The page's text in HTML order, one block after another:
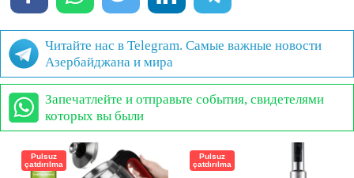
Читайте нас в Telegram. Самые важные новости
Азербайджана и мира
Запечатлейте и отправьте события, свидетелями
которых вы были